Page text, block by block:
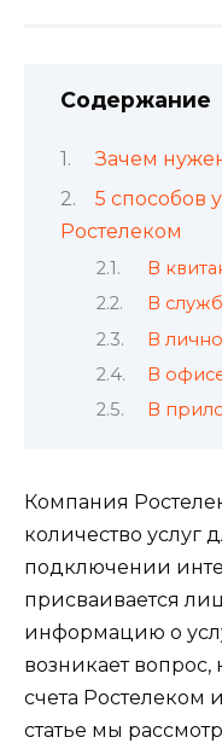
Содержание
Зачем
5 способов
Ростелеком
В
В
В
В
В
Компания
количество услуг
подключении
присваивается
информацию о
возникает вопрос,
счета Ростелеком
статье мы